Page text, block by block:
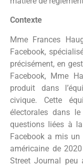
Contexte
Mme Frances
Facebook,
précisément, en
Facebook, Mme
produit dans
civique. Cette
électorales dans
questions liées à
Facebook a mis un
américaine de
Street Journal peu